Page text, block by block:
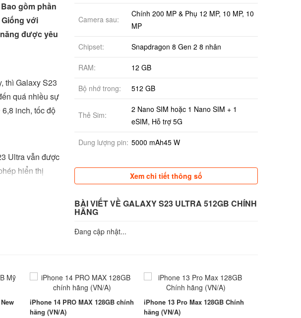
gồm phần
với
được yêu
thì Galaxy S23
quá nhiều sự
inch, tốc độ
Ultra vẫn được
hiển thị
bao gồm các
hơn một
sắc gồm
trang bị chip
Camera sau:
Chính 200 MP & Phụ 12 MP, 10 MP, 10
MP
Chipset: Snapdragon 8 Gen 2 8 nhân
RAM: 12 GB
Bộ nhớ trong: 512 GB
Thẻ Sim:
2 Nano SIM hoặc 1 Nano SIM + 1
eSIM, Hỗ trợ 5G
Dung lượng pin: 5000 mAh45 W
Xem chi tiết thông số
BÀI VIẾT VỀ GALAXY S23 ULTRA 512GB CHÍNH
HÃNG
Đang cập nhật...
iPhone 14 PRO MAX 128GB chính
hãng (VN/A)
iPhone 13 Pro Max 128GB Chính
hãng (VN/A)